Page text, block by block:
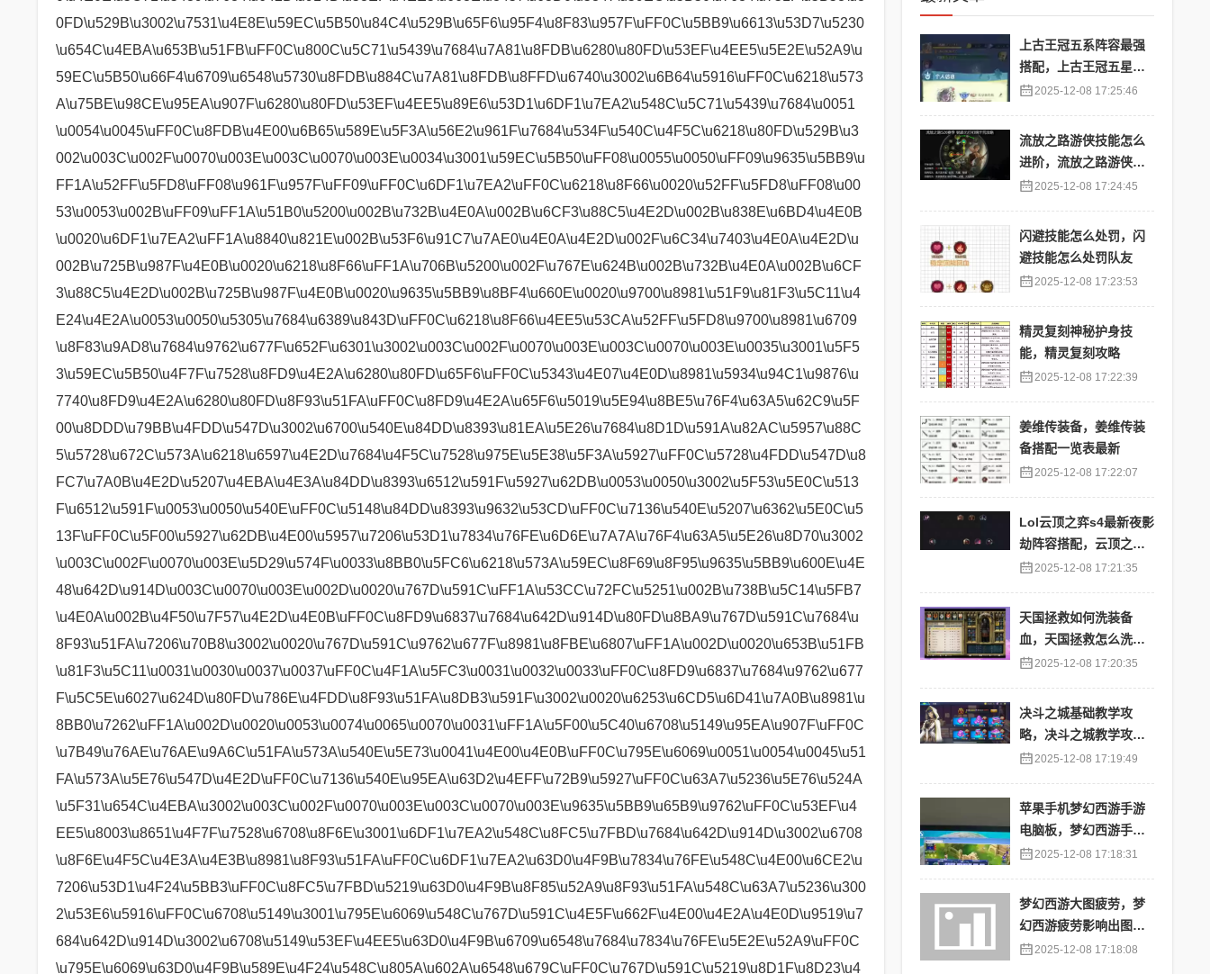
上古王冠五系阵容最强
搭配，上古王冠五星排
行 2025-12-08 17:25:46
流放之路游侠技能怎么
进阶，流放之路游侠技
能怎么进阶的
2025-12-08 17:24:45
闪避技能怎么处罚，闪
避技能怎么处罚队友
2025-12-08 17:23:53
精灵复刻神秘护身技
能，精灵复刻攻略
2025-12-08 17:22:39
姜维传装备，姜维传装
备搭配一览表最新
2025-12-08 17:22:07
Lol云顶之弈s4最新夜影
劫阵容搭配，云顶之奕
夜影劫阵容
2025-12-08 17:21:35
天国拯救如何洗装备
血，天国拯救怎么洗衣
服 2025-12-08 17:20:35
决斗之城基础教学攻
略，决斗之城教学攻略2
1112025-12-08 17:19:49
苹果手机梦幻西游手游
电脑板，梦幻西游手游
苹果端怎么在电脑上登
2025-12-08 17:18:31
梦幻西游大图疲劳，梦
幻西游疲劳影响出图率
吗 2025-12-08 17:18:08